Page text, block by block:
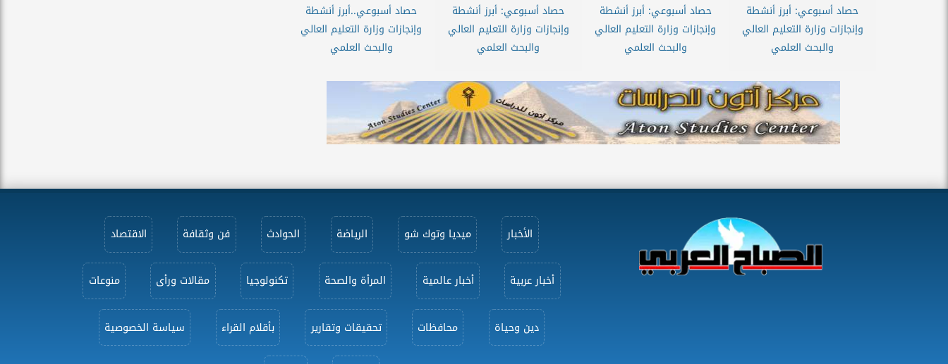
حصاد أسبوعي: أبرز أنشطة
وإنجازات وزارة التعليم العالي
والبحث العلمي
حصاد أسبوعي: أبرز أنشطة
وإنجازات وزارة التعليم العالي
والبحث العلمي
حصاد أسبوعي: أبرز أنشطة
وإنجازات وزارة التعليم العالي
والبحث العلمي
حصاد أسبوعي..أبرز أنشطة
وإنجازات وزارة التعليم العالي
والبحث العلمي
الأخبار ميديا وتوك شو الرياضة الحوادث فن وثقافة الاقتصاد
أخبار عربية أخبار عالمية المرأة والصحة تكنولوجيا مقالات ورأى منوعات
دين وحياة محافظات تحقيقات وتقارير بأقلام القراء سياسة الخصوصية